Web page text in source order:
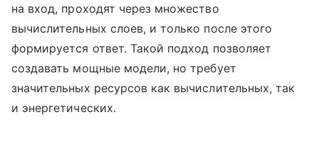
на вход, проходят через множество
вычислительных слоев, и только после этого
формируется ответ. Такой подход позволяет
создавать мощные модели, но требует
значительных ресурсов как вычислительных, так
и энергетических.